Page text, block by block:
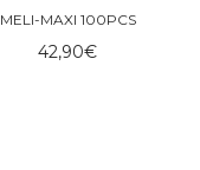
MELI-MAXI 100PCS
42,90€